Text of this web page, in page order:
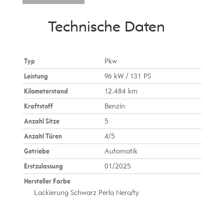
Technische Daten
Typ
Pkw
Leistung
96 kW / 131 PS
Kilometerstand
12.484 km
Kraftstoff
Benzin
Anzahl Sitze
5
Anzahl Türen
4/5
Getriebe
Automatik
Erstzulassung
01/2025
Hersteller Farbe
Lackierung Schwarz Perla Nera/ty